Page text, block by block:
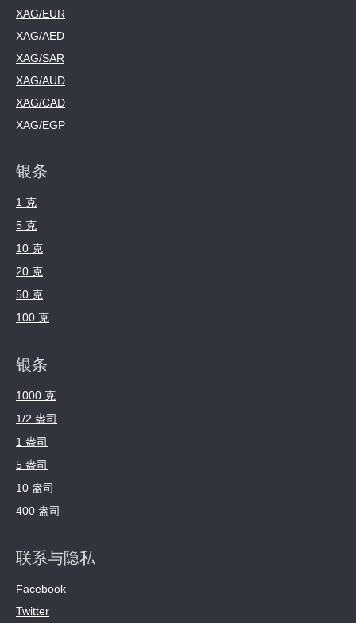
XAG/EUR
XAG/AED
XAG/SAR
XAG/AUD
XAG/CAD
XAG/EGP
银条
1 克
5 克
10 克
20 克
50 克
100 克
银条
1000 克
1/2 盎司
1 盎司
5 盎司
10 盎司
400 盎司
联系与隐私
Facebook
Twitter